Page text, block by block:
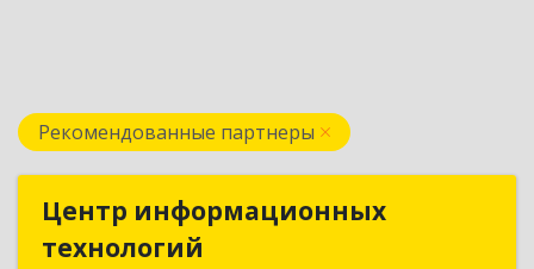
Рекомендованные партнеры
Центр информационных
технологий
Центр информационных